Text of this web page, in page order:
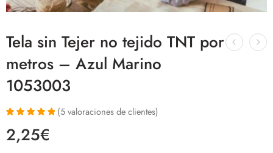
Tela sin Tejer no tejido TNT por
metros – Azul Marino
1053003
5.00 de 5 en
base a
(5valoraciones de clientes)
2,25€